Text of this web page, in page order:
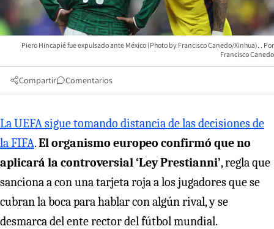
Piero Hincapié fue expulsado ante México (Photo by Francisco Canedo/Xinhua).
Francisco Canedo
Compartir Comentarios
La UEFA sigue tomando distancia de las decisiones de
la FIFA.El organismo europeo confirmó que no
aplicará la controversial ‘Ley Prestianni’, regla que
sanciona a con una tarjeta roja a los jugadores que se
cubran la boca para hablar con algún rival, y se
desmarca del ente rector del fútbol mundial.